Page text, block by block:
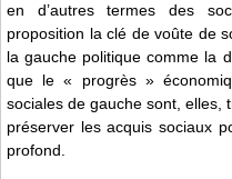
en d’autres termes des
proposition la clé de voûte de
la gauche politique comme la
que le « progrès »
sociales de gauche sont, elles,
préserver les acquis sociaux
profond.